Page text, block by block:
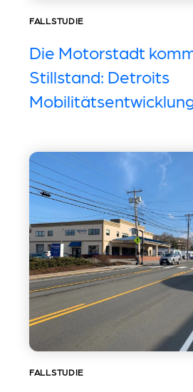
FALLSTUDIE
Die Motorstadt
Stillstand: Detroits
FALLSTUDIE